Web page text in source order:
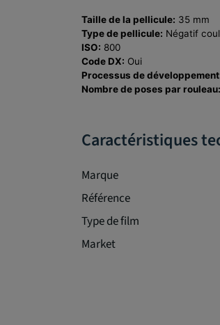
Taille de la pellicule: 35 mm
Type de pellicule: Négatif
ISO: 800
Code DX: Oui
Processus de
Nombre de poses par rouleau:
Caractéristiques
Marque
Référence
Type de film
Market